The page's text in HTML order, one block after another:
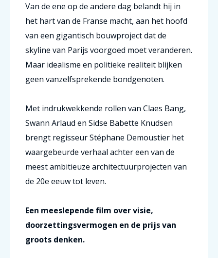
Van de ene op de andere dag belandt hij in
het hart van de Franse macht, aan het hoofd
van een gigantisch bouwproject dat de
skyline van Parijs voorgoed moet veranderen.
Maar idealisme en politieke realiteit blijken
geen vanzelfsprekende bondgenoten.
Met indrukwekkende rollen van Claes Bang,
Swann Arlaud en Sidse Babette Knudsen
brengt regisseur Stéphane Demoustier het
waargebeurde verhaal achter een van de
meest ambitieuze architectuurprojecten van
de 20e eeuw tot leven.
Een meeslepende film over visie,
doorzettingsvermogen en de prijs van
groots denken.